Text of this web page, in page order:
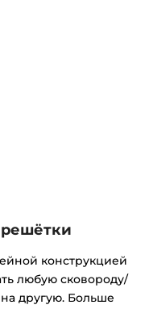
конструкцией
любую сковороду/
другую. Больше